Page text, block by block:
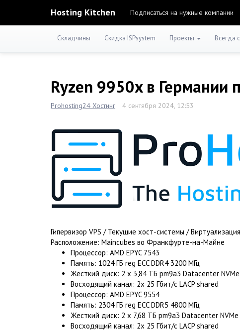
Hosting Kitchen Подписаться на нужные компании
Складчины Скидка ISPsystem Проекты Всегда
Ryzen 9950x в Германии
Prohosting24 Хостинг 4 сентября 2024, 12:53
Гипервизор VPS / Текущие хост-системы /
Расположение: Maincubes во Франкфурте-на-Майне
Процессор: AMD EPYC 7543
Память: 1024 ГБ reg ECC DDR4 3200 МГц
Жесткий диск: 2 x 3,84 ТБ pm9a3 Datacenter NVMe
Восходящий канал: 2x 25 Гбит/с LACP shared
Процессор: AMD EPYC 9554
Память: 2304 ГБ reg ECC DDR5 4800 МГц
Жесткий диск: 2 x 7,68 ТБ pm9a3 Datacenter NVMe
Восходящий канал: 2x 25 Гбит/с LACP shared